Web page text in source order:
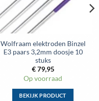
de
productpagina
Wolfraam elektroden Binzel
E3 paars 3,2mm doosje 10
stuks
€79,95
Op voorraad
BEKIJK PRODUCT